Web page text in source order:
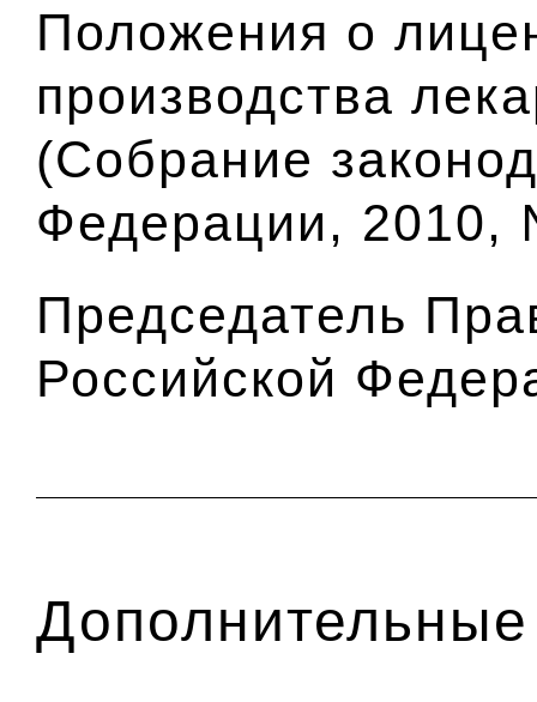
Положения о
производства
(Собрание
Федерации, 2010,
Председатель
Российской